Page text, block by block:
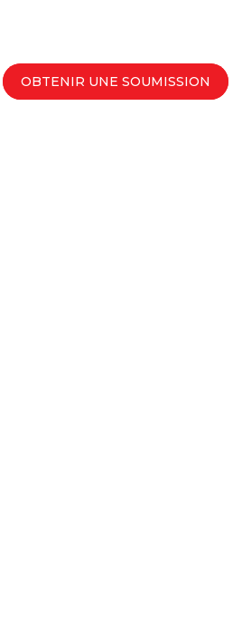
OBTENIR UNE SOUMISSION